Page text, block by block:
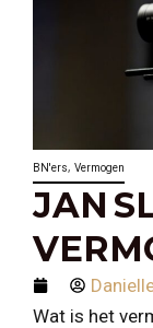
BN'ers, Vermogen
JAN
Wat is het